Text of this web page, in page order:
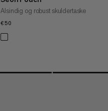
Alsindig og robust skuldertaske
€50